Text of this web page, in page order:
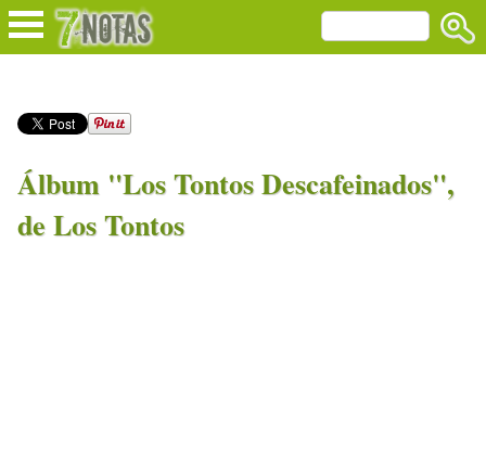
Álbum "Los Tontos Descafeinados",
de Los Tontos